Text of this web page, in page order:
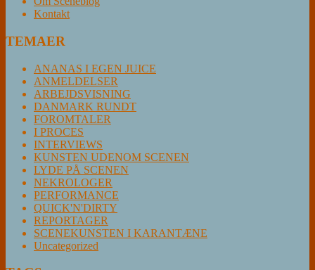
Kontakt
TEMAER
ANANAS I EGEN JUICE
ANMELDELSER
ARBEJDSVISNING
DANMARK RUNDT
FOROMTALER
I PROCES
INTERVIEWS
KUNSTEN UDENOM SCENEN
LYDE PÅ SCENEN
NEKROLOGER
PERFORMANCE
QUICK'N'DIRTY
REPORTAGER
SCENEKUNSTEN I KARANTÆNE
Uncategorized